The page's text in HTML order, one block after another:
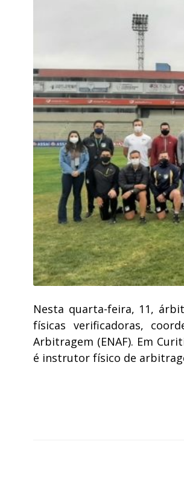
Nesta quarta-feira, 11,
físicas verificadoras,
Arbitragem (ENAF). Em
é instrutor físico de